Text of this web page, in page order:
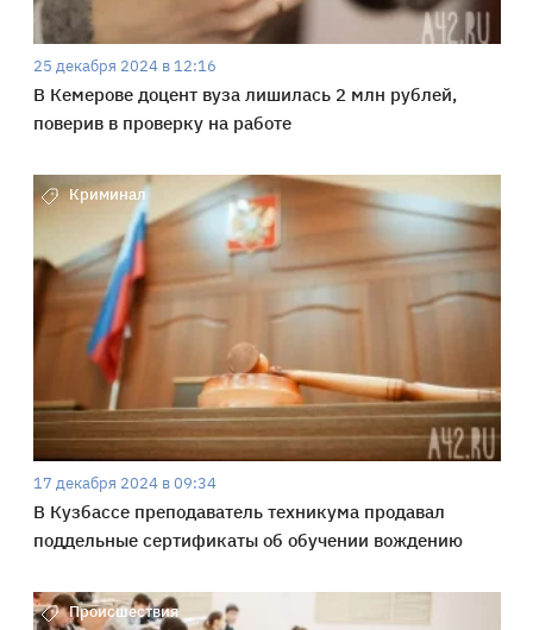
25 декабря 2024 в 12:16
В Кемерове доцент вуза лишилась 2 млн рублей,
поверив в проверку на работе
Криминал
17 декабря 2024 в 09:34
В Кузбассе преподаватель техникума продавал
поддельные сертификаты об обучении вождению
Происшествия